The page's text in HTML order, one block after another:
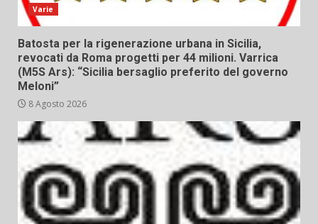
Varie
Batosta per la rigenerazione urbana in Sicilia,
revocati da Roma progetti per 44 milioni. Varrica
(M5S Ars): “Sicilia bersaglio preferito del governo
Meloni”
8 Agosto 2026